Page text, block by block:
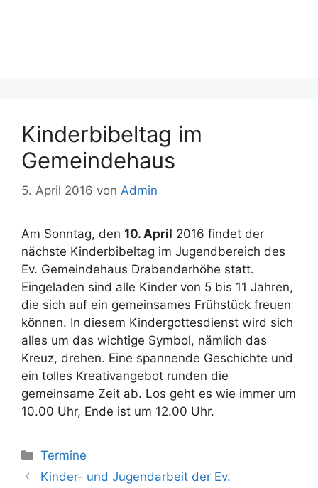
Kinderbibeltag im
Gemeindehaus
5. April 2016 von Admin
Am Sonntag, den 10. April 2016 findet der
nächste Kinderbibeltag im Jugendbereich des
Ev. Gemeindehaus Drabenderhöhe statt.
Eingeladen sind alle Kinder von 5 bis 11 Jahren,
die sich auf ein gemeinsames Frühstück freuen
können. In diesem Kindergottesdienst wird sich
alles um das wichtige Symbol, nämlich das
Kreuz, drehen. Eine spannende Geschichte und
ein tolles Kreativangebot runden die
gemeinsame Zeit ab. Los geht es wie immer um
10.00 Uhr, Ende ist um 12.00 Uhr.
Kategorien
Termine
Kinder- und Jugendarbeit der Ev.